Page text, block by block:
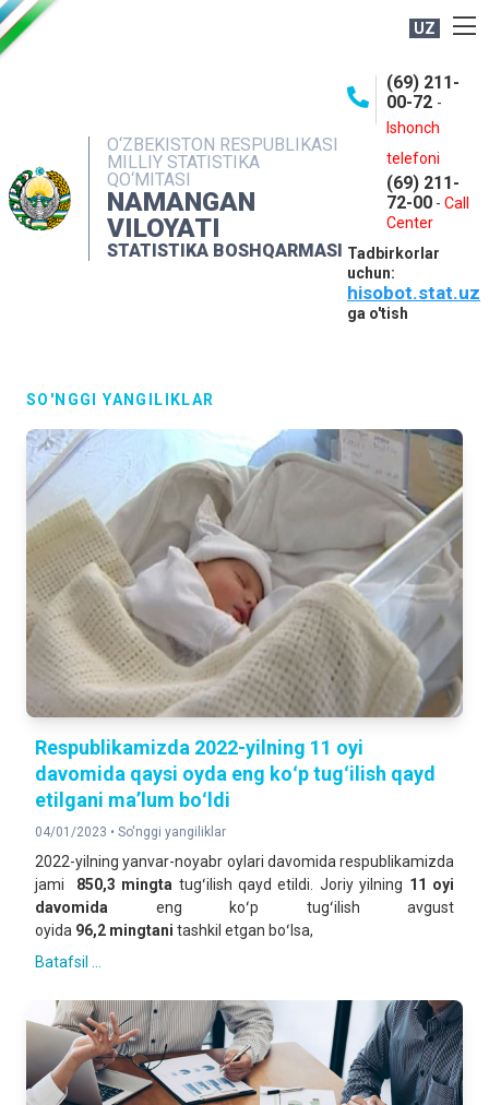
UZ
O‘ZBEKISTON RESPUBLIKASI
MILLIY STATISTIKA
QO‘MITASI
NAMANGAN
VILOYATI
STATISTIKA BOSHQARMASI
(69) 211-
00-72 -
Ishonch
telefoni
(69) 211-
72-00 - Call
Center
Tadbirkorlar
uchun:
hisobot.stat.uz
ga o'tish
NASHRLAR
INTERAKTIV XIZMATLAR
MATBUOT XIZMATI
MUROJAATLAR
SO'NGGI YANGILIKLAR
Respublikamizda 2022-yilning 11 oyi
davomida qaysi oyda eng koʻp tugʻilish qayd
etilgani maʼlum boʻldi
04/01/2023 • So'nggi yangiliklar
2022-yilning yanvar-noyabr oylari davomida respublikamizda
jami 850,3 mingta tugʻilish qayd etildi. Joriy yilning 11 oyi
davomida eng koʻp tugʻilish avgust
oyida 96,2 mingtani tashkil etgan boʻlsa,
Batafsil ...